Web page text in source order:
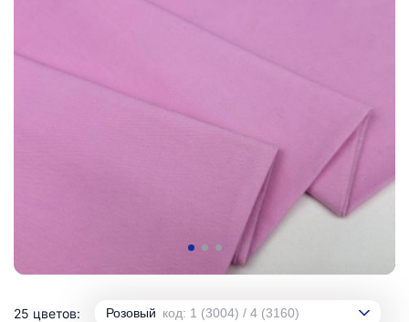
25 цветов: Розовый код: 1 (3004) / 4 (3160)